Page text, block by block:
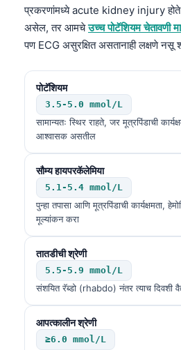
प्रकरणांमध्ये acute kidney injury
असेल, तर आमचेउच्च पोटॅशियम चेतावणी
पण ECG असुरक्षित असतानाही लक्षणे नसू
पोटॅशियम
3.5-5.0 mmol/L
सामान्यतः स्थिर राहते, जर मूत्रपिंडाची
आश्वासक असतील
सौम्य हायपरकॅलेमिया
5.1-5.4 mmol/L
पुन्हा तपासा आणि मूत्रपिंडाची कार्यक्षमता,
मूल्यांकन करा
तातडीची श्रेणी
5.5-5.9 mmol/L
संशयित रॅब्डो (rhabdo) नंतर त्याच दिवशी
आपत्कालीन श्रेणी
≥6.0 mmol/L